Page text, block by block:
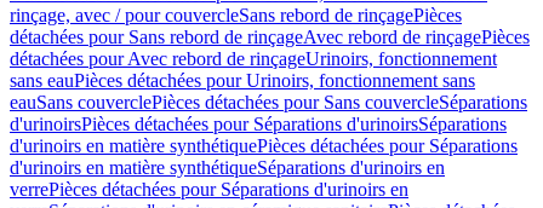
rinçage, avec / pour couvercleSans rebord de rinçagePièces
détachées pour Sans rebord de rinçageAvec rebord de rinçagePièces
détachées pour Avec rebord de rinçageUrinoirs, fonctionnement
sans eauPièces détachées pour Urinoirs, fonctionnement sans
eauSans couverclePièces détachées pour Sans couvercleSéparations
d'urinoirsPièces détachées pour Séparations d'urinoirsSéparations
d'urinoirs en matière synthétiquePièces détachées pour Séparations
d'urinoirs en matière synthétiqueSéparations d'urinoirs en
verrePièces détachées pour Séparations d'urinoirs en